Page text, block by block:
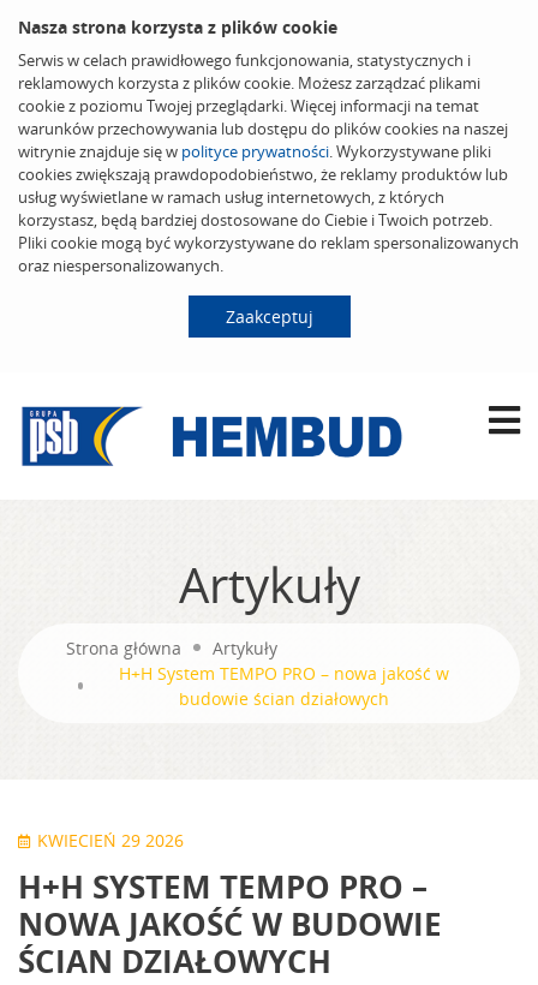
Nasza strona korzysta z plików cookie
Serwis w celach prawidłowego funkcjonowania, statystycznych i
reklamowych korzysta z plików cookie. Możesz zarządzać plikami
cookie z poziomu Twojej przeglądarki. Więcej informacji na temat
warunków przechowywania lub dostępu do plików cookies na naszej
witrynie znajduje się w polityce prywatności. Wykorzystywane pliki
cookies zwiększają prawdopodobieństwo, że reklamy produktów lub
usług wyświetlane w ramach usług internetowych, z których
korzystasz, będą bardziej dostosowane do Ciebie i Twoich potrzeb.
Pliki cookie mogą być wykorzystywane do reklam spersonalizowanych
oraz niespersonalizowanych.
Zaakceptuj
Artykuły
Strona główna
Artykuły
H+H System TEMPO PRO – nowa jakość w
budowie ścian działowych
KWIECIEŃ 29 2026
H+H SYSTEM TEMPO PRO –
NOWA JAKOŚĆ W BUDOWIE
ŚCIAN DZIAŁOWYCH